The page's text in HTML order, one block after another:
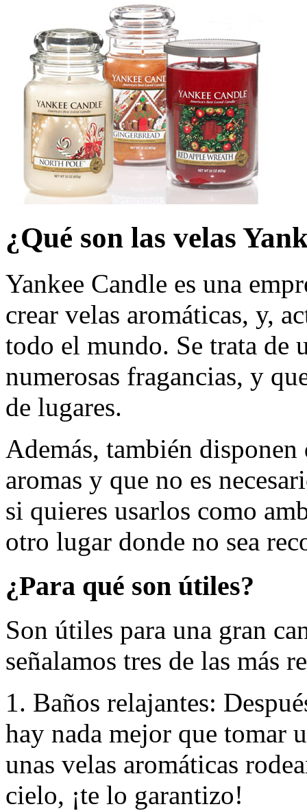
¿Qué son las velas
Yankee Candle es una
crear velas aromáticas, y,
todo el mundo. Se trata de
numerosas fragancias, y
de lugares.
Además, también
aromas y que no es
si quieres usarlos como
otro lugar donde no sea
¿Para qué son útiles?
Son útiles para una gran
señalamos tres de las más
1. Baños relajantes:
hay nada mejor que tomar
unas velas aromáticas
cielo, ¡te lo garantizo!